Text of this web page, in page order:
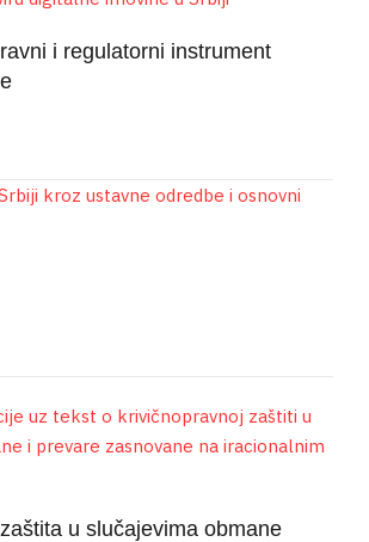
i regulatorni instrument
u slučajevima obmane